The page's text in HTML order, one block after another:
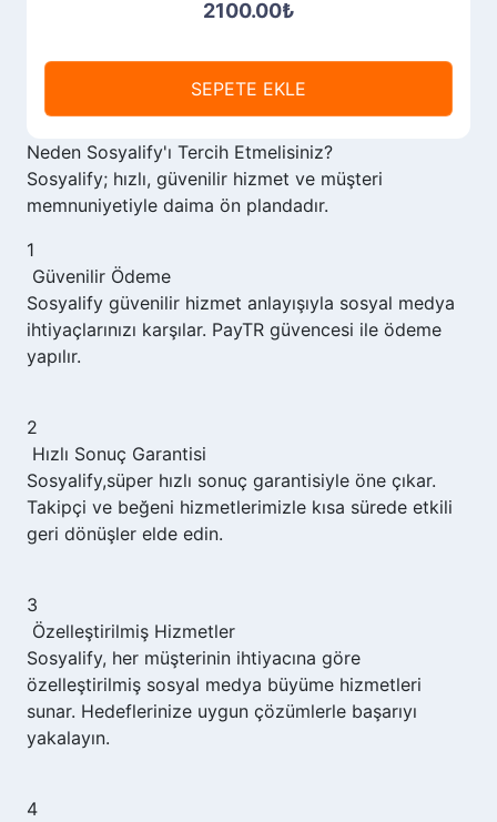
2100.00₺
SEPETE EKLE
Neden Sosyalify'ı Tercih Etmelisiniz?
Sosyalify; hızlı, güvenilir hizmet ve müşteri
memnuniyetiyle daima ön plandadır.
1
Güvenilir Ödeme
Sosyalify güvenilir hizmet anlayışıyla sosyal medya
ihtiyaçlarınızı karşılar. PayTR güvencesi ile ödeme
yapılır.
2
Hızlı Sonuç Garantisi
Sosyalify,süper hızlı sonuç garantisiyle öne çıkar.
Takipçi ve beğeni hizmetlerimizle kısa sürede etkili
geri dönüşler elde edin.
3
Özelleştirilmiş Hizmetler
Sosyalify, her müşterinin ihtiyacına göre
özelleştirilmiş sosyal medya büyüme hizmetleri
sunar. Hedeflerinize uygun çözümlerle başarıyı
yakalayın.
4